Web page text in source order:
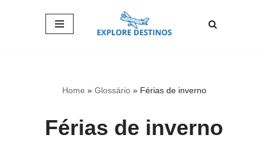
Home » Glossário» Férias de inverno
Férias de inverno